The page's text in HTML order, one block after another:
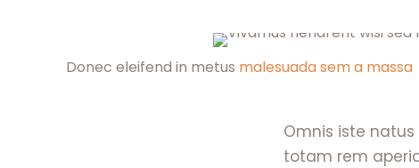
Donec eleifend in metus malesuada sem a massa
Omnis iste
totam rem